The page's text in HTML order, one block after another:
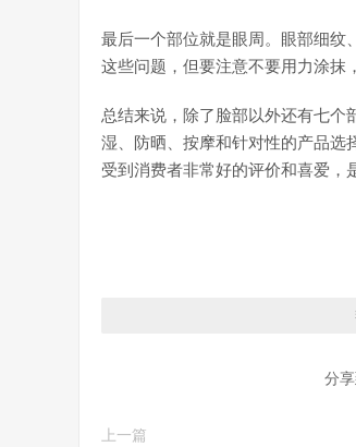
最后一个部位就是眼周。眼部细纹
这些问题，但要注意不要用力涂抹
总结来说，除了脸部以外还有七个
湿、防晒、按摩和针对性的产品选
受到消费者非常好的评价和喜爱，
分享
上一篇